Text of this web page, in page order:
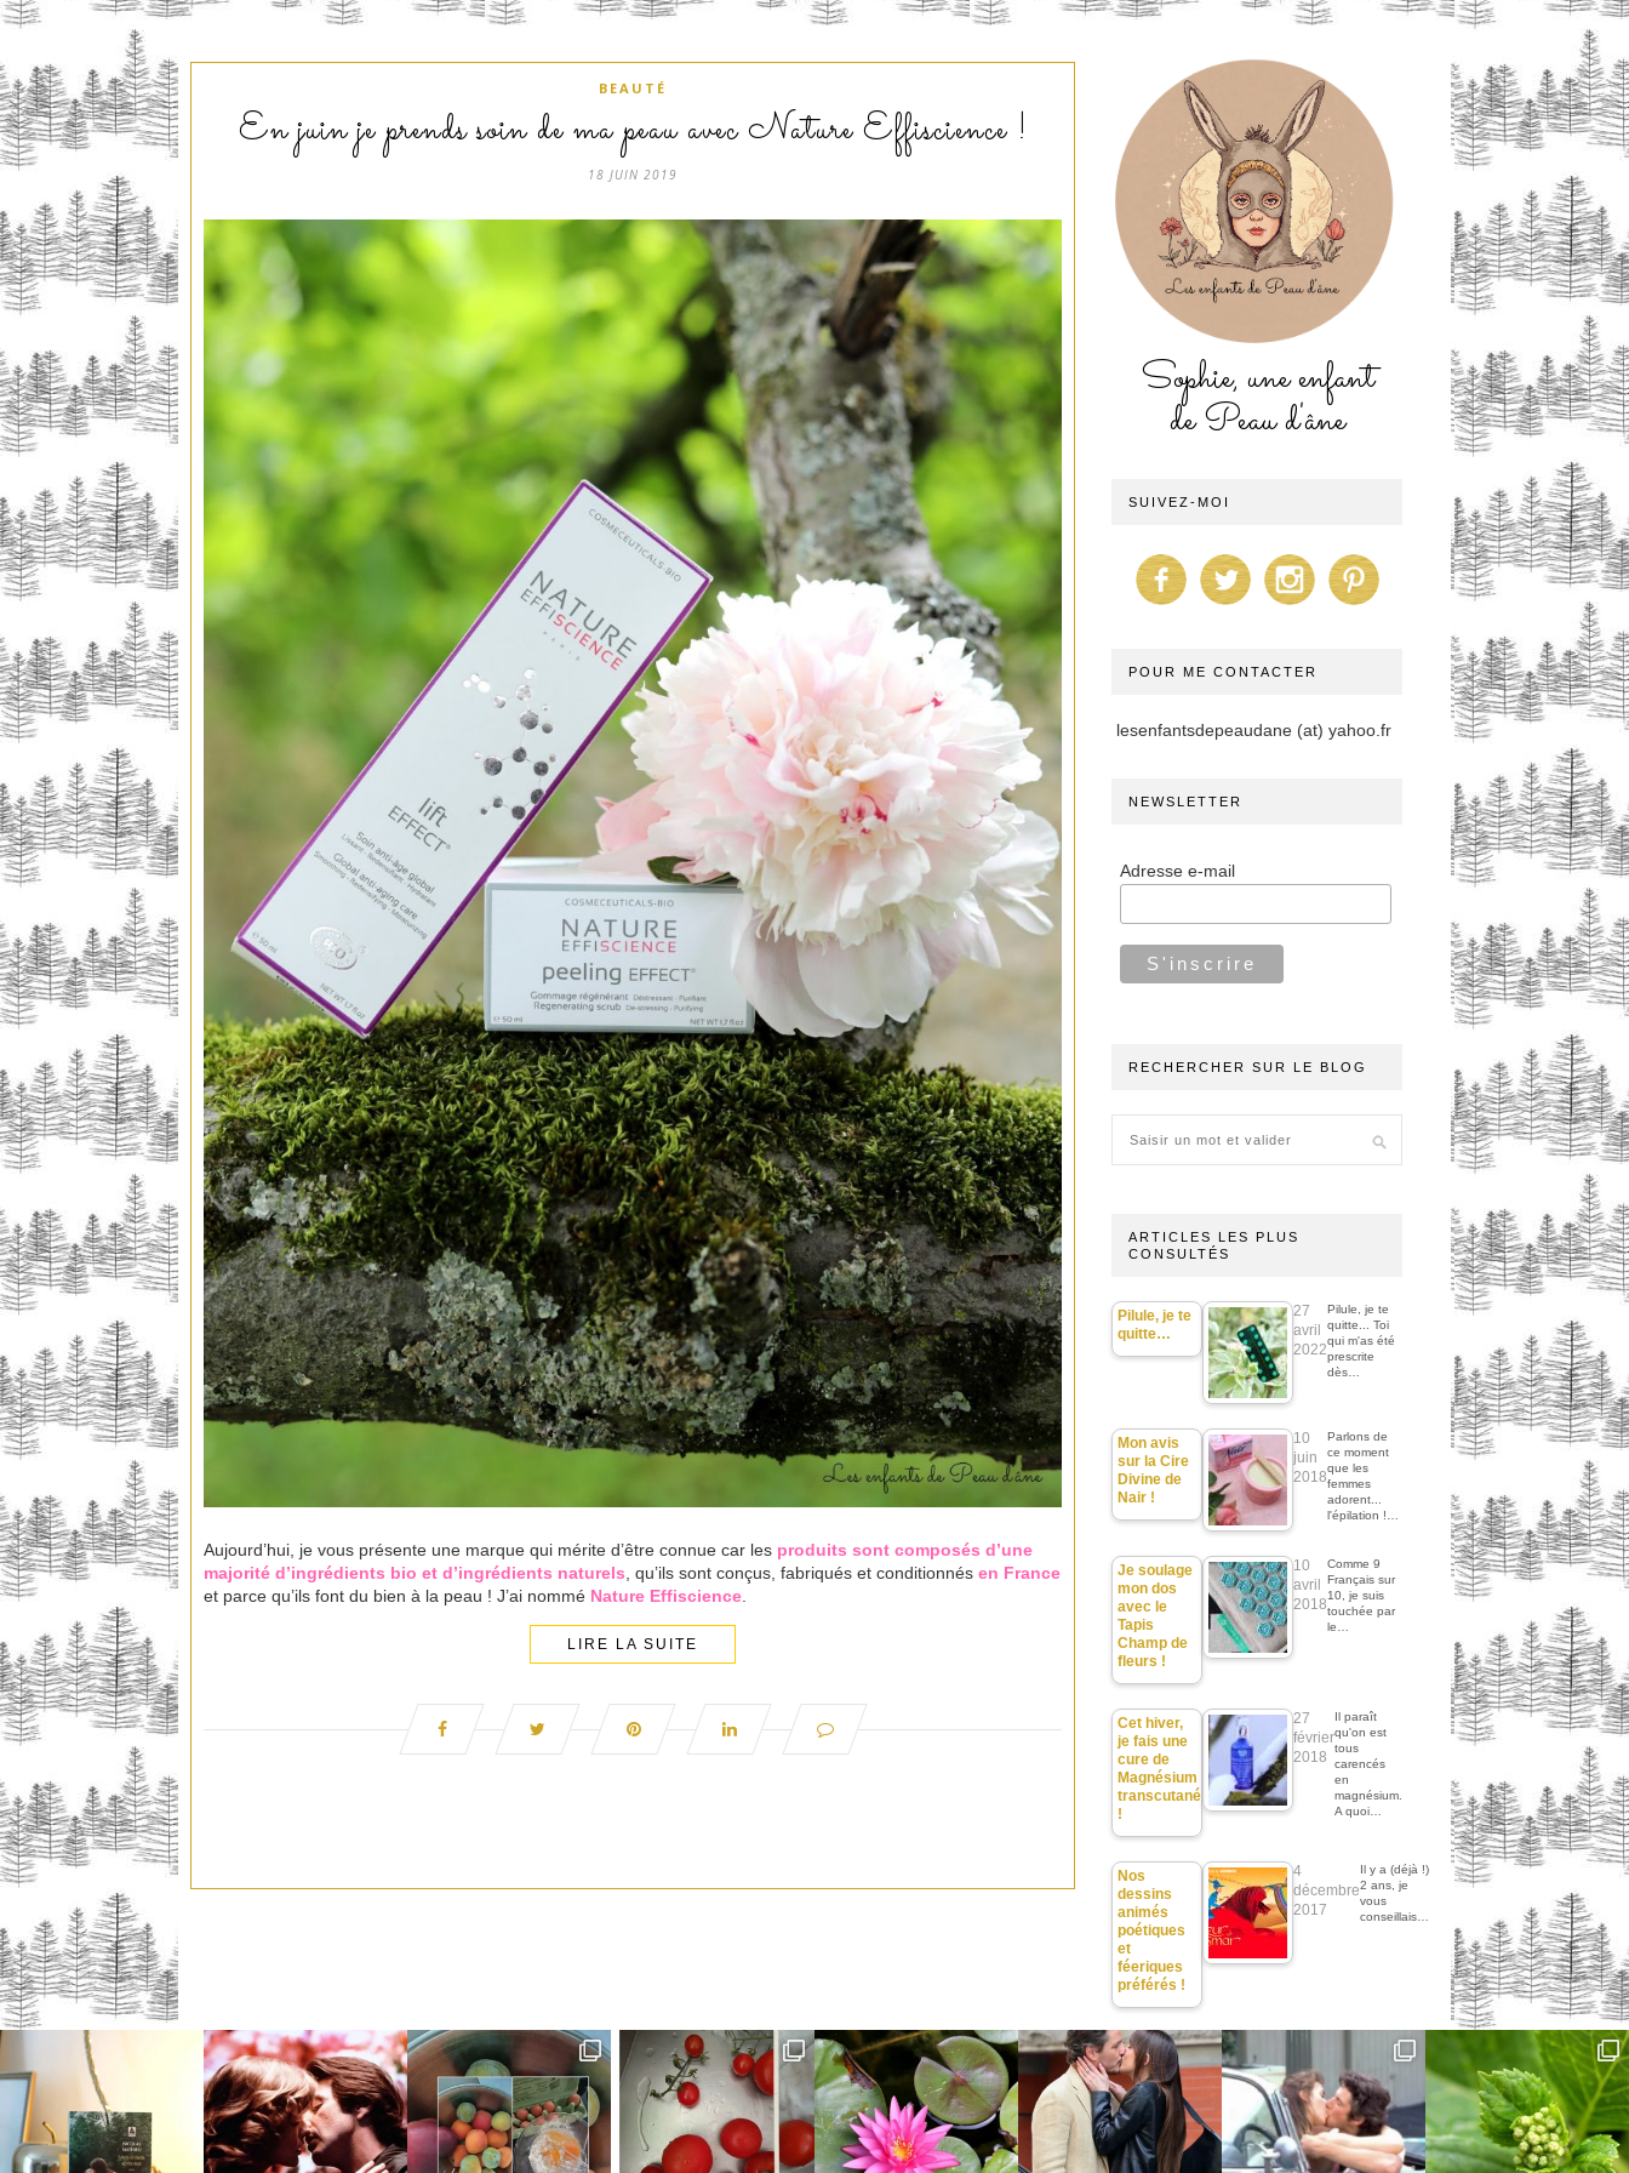
BEAUTÉ
En juin je prends soin de ma peau avec Nature Effiscience !
18 JUIN 2019
Aujourd’hui, je vous présente une marque qui mérite d’être connue car les produits sont composés d’une
majorité d’ingrédients bio et d’ingrédients naturels , qu’ils sont conçus, fabriqués et conditionnés en France
et parce qu’ils font du bien à la peau ! J’ai nommé Nature Effiscience
LIRE LA SUITE
Sophie, une enfant
de Peau d'âne
SUIVEZ-MOI
POUR ME CONTACTER
lesenfantsdepeaudane (at) yahoo.fr
NEWSLETTER
Adresse e-mail
RECHERCHER SUR LE BLOG
ARTICLES LES PLUS
CONSULTÉS
Pilule, je te
quitte…
27
avril
2022
Pilule, je te
quitte... Toi
qui m'as été
prescrite
dès…
Mon avis
sur la Cire
Divine de
Nair !
10
juin
2018
Parlons de
ce moment
que les
femmes
adorent...
l'épilation !…
Je soulage
mon dos
avec le
Tapis
Champ de
fleurs !
10
avril
2018
Comme 9
Français sur
10, je suis
touchée par
le…
Cet hiver,
je fais une
cure de
Magnésium
transcutané
!
27
février
2018
Il paraît
qu'on est
tous
carencés
en
magnésium.
A quoi…
Nos
dessins
animés
poétiques
et
féeriques
préférés !
4
décembre
2017
Il y a (déjà !)
2 ans, je
vous
conseillais…